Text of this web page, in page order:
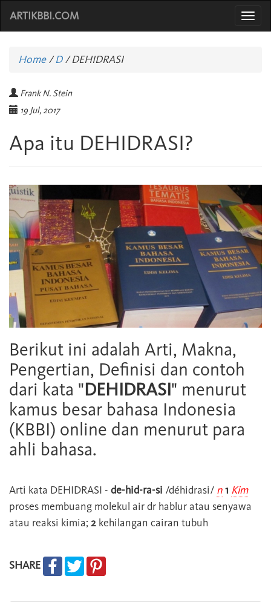
ARTIKBBI.COM
Home/D /DEHIDRASI
Frank N. Stein
19 Jul, 2017
Apa itu DEHIDRASI?
Berikut ini adalah Arti, Makna,
Pengertian, Definisi dan contoh
dari kata "DEHIDRASI" menurut
kamus besar bahasa Indonesia
(KBBI) online dan menurut para
ahli bahasa.
Arti kata DEHIDRASI - de-hid-ra-si /déhidrasi/ n1 Kim
proses membuang molekul air dr hablur atau senyawa
atau reaksi kimia; 2 kehilangan cairan tubuh
SHARE